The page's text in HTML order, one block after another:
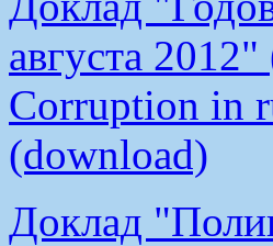
августа 2012"
Corruption in
(download)
Доклад